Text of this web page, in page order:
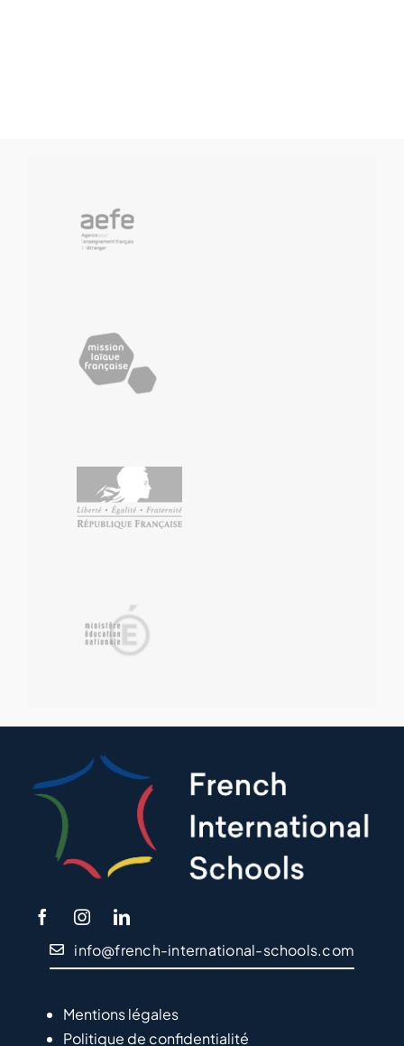
info@french-international-schools.com
Mentions légales
Politique de confidentialité